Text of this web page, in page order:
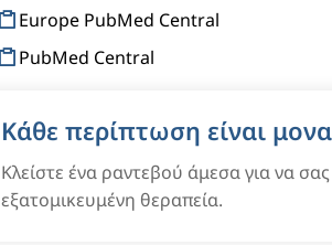
Europe PubMed Central
PubMed Central
Κάθε περίπτωση είναι
Κλείστε ένα ραντεβού άμεσα για να
εξατομικευμένη θεραπεία.